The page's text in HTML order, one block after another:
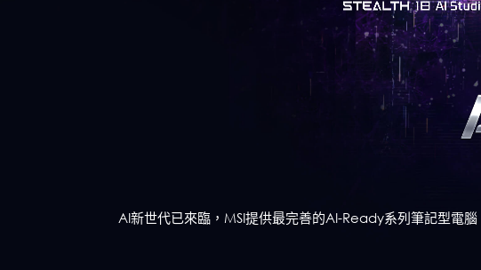
Content Creation 系列
CreatorPro 系列
AI新世代已來臨，MSI提供最完善的AI-Ready系列筆記型電